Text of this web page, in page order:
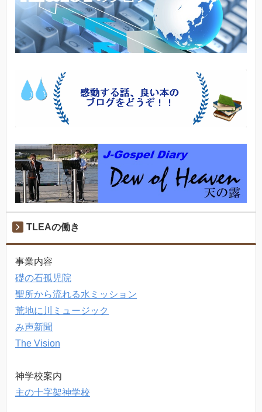
TLEAの働き
事業内容
礎の石孤児院
聖所から流れる水ミッション
荒地に川ミュージック
み声新聞
The Vision
神学校案内
主の十字架神学校